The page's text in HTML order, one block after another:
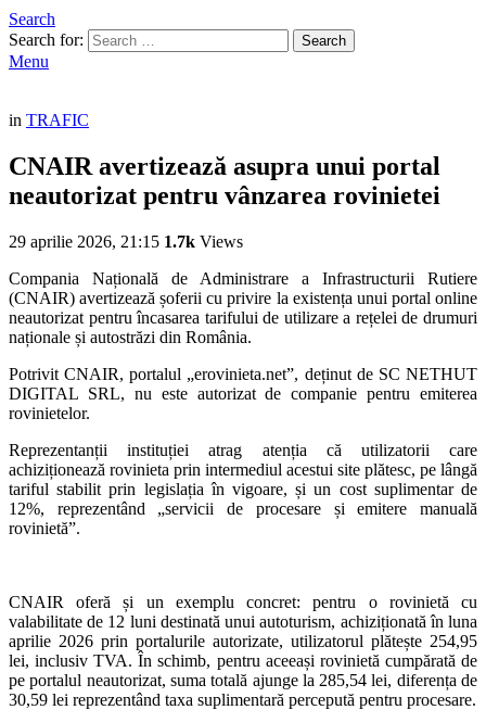
Search
Search for:
Search
Menu
in TRAFIC
CNAIR avertizează asupra unui portal
neautorizat pentru vânzarea rovinietei
29 aprilie 2026, 21:15 1.7k Views
Compania Națională de Administrare a Infrastructurii Rutiere
(CNAIR) avertizează șoferii cu privire la existența unui portal online
neautorizat pentru încasarea tarifului de utilizare a rețelei de drumuri
naționale și autostrăzi din România.
Potrivit CNAIR, portalul „erovinieta.net”, deținut de SC NETHUT
DIGITAL SRL, nu este autorizat de companie pentru emiterea
rovinietelor.
Reprezentanții instituției atrag atenția că utilizatorii care
achiziționează rovinieta prin intermediul acestui site plătesc, pe lângă
tariful stabilit prin legislația în vigoare, și un cost suplimentar de
12%, reprezentând „servicii de procesare și emitere manuală
rovinietă”.
CNAIR oferă și un exemplu concret: pentru o rovinietă cu
valabilitate de 12 luni destinată unui autoturism, achiziționată în luna
aprilie 2026 prin portalurile autorizate, utilizatorul plătește 254,95
lei, inclusiv TVA. În schimb, pentru aceeași rovinietă cumpărată de
pe portalul neautorizat, suma totală ajunge la 285,54 lei, diferența de
30,59 lei reprezentând taxa suplimentară percepută pentru procesare.